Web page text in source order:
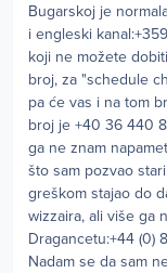
Bugarskoj je
i engleski
koji ne možete
broj, za "schedule
pa će vas i na tom
broj je +40 36 440
ga ne znam
što sam pozvao
greškom stajao do
wizzaira, ali više ga
Dragancetu:+44 (0)
Nadam se da sam